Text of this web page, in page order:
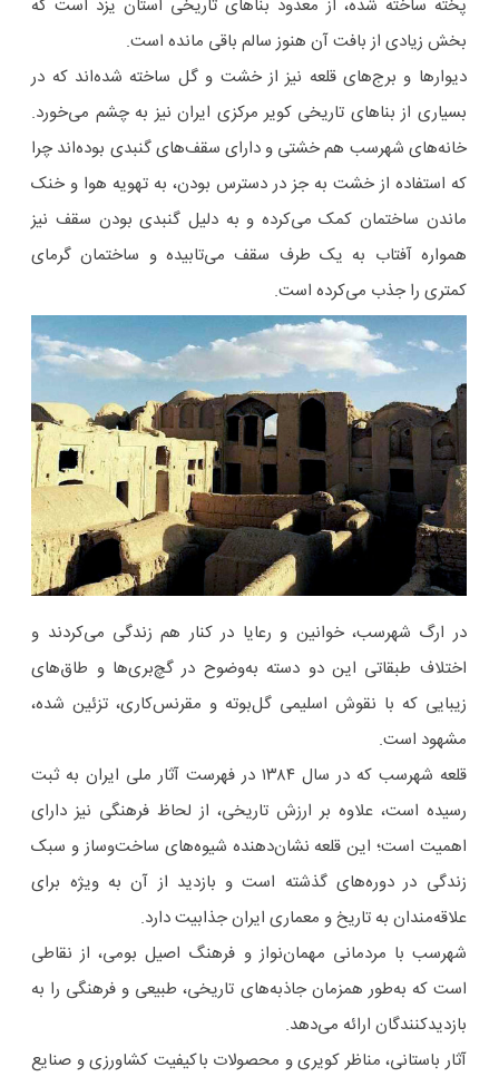
پخته ساخته شده، از معدود بناهای تاریخی استان یزد است که
بخش زیادی از بافت آن هنوز سالم باقی مانده است.
دیوارها و برج‌های قلعه نیز از خشت و گل ساخته شده‌اند که در
بسیاری از بناهای تاریخی کویر مرکزی ایران نیز به چشم می‌خورد.
خانه‌های شهرسب هم خشتی و دارای سقف‌های گنبدی بوده‌اند چرا
که استفاده از خشت به جز در دسترس بودن، به تهویه هوا و خنک
ماندن ساختمان کمک می‌کرده و به دلیل گنبدی بودن سقف نیز
همواره آفتاب به یک طرف سقف می‌تابیده و ساختمان گرمای
کمتری را جذب می‌کرده است.
در ارگ شهرسب، خوانین و رعایا در کنار هم زندگی می‌کردند و
اختلاف طبقاتی این دو دسته به‌وضوح در گچ‌بری‌ها و طاق‌های
زیبایی که با نقوش اسلیمی گل‌بوته و مقرنس‌کاری، تزئین شده،
مشهود است.
قلعه شهرسب که در سال ۱۳۸۴ در فهرست آثار ملی ایران به ثبت
رسیده است، علاوه بر ارزش تاریخی، از لحاظ فرهنگی نیز دارای
اهمیت است؛ این قلعه نشان‌دهنده شیوه‌های ساخت‌وساز و سبک
زندگی در دوره‌های گذشته است و بازدید از آن به ‌ویژه برای
علاقه‌مندان به تاریخ و معماری ایران جذابیت دارد.
شهرسب با مردمانی مهمان‌نواز و فرهنگ اصیل بومی، از نقاطی
است که به‌طور همزمان جاذبه‌های تاریخی، طبیعی و فرهنگی را به
بازدیدکنندگان ارائه می‌دهد.
آثار باستانی، مناظر کویری و محصولات باکیفیت کشاورزی و صنایع